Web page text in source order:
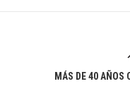
MÁS DE 40 AÑOS